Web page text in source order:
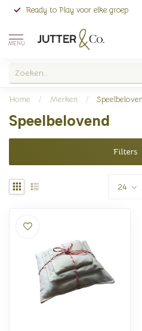
Ready to Play voor elke groep
MENU
Home / Merken /
Speelbelovend
Filters